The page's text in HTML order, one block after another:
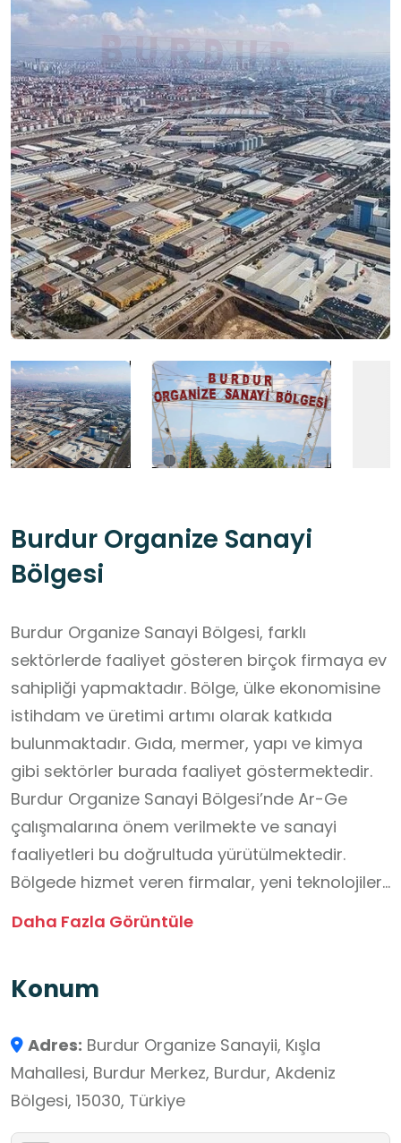
Burdur Organize Sanayi
Bölgesi
Burdur Organize Sanayi Bölgesi, farklı
sektörlerde faaliyet gösteren birçok firmaya ev
sahipliği yapmaktadır. Bölge, ülke ekonomisine
istihdam ve üretimi artımı olarak katkıda
bulunmaktadır. Gıda, mermer, yapı ve kimya
gibi sektörler burada faaliyet göstermektedir.
Burdur Organize Sanayi Bölgesi’nde Ar-Ge
çalışmalarına önem verilmekte ve sanayi
faaliyetleri bu doğrultuda yürütülmektedir.
Bölgede hizmet veren firmalar, yeni teknolojileri
üretime entegre etmeleriyle dikkat çekmektedir.
Yatırımcılar için cazip koşullar sunan bölge, yeni
Daha Fazla Görüntüle
Konum
Adres: Burdur Organize Sanayii, Kışla
Mahallesi, Burdur Merkez, Burdur, Akdeniz
Bölgesi, 15030, Türkiye